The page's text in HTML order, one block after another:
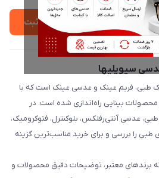
ثبت
سیویلیها
طبی، فریم عینک و عدسی عینک است که با
بینایی راه‌اندازی شده است. در
عدسی آنتی‌رفلکس، بلوکنترل، فتوکرومیک،
را بررسی و برای خرید مناسب‌ترین گزینه
برندهای معتبر، توضیحات دقیق محصولات و